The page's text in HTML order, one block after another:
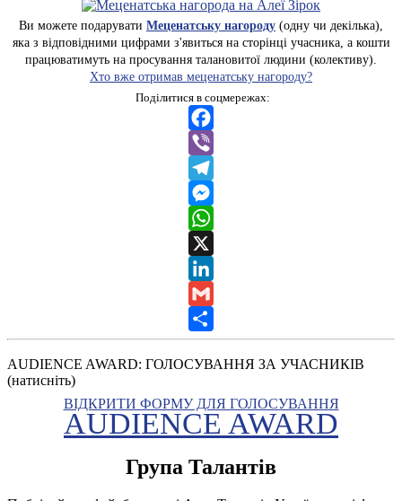
Ви можете подарувати Меценатську нагороду (одну чи декілька),
яка з відповідними цифрами з'явиться на сторінці учасника, а кошти
працюватимуть на просування талановитої людини (колективу).
Хто вже отримав меценатську нагороду?
Поділитися в соцмережах:
Facebook
Viber
Telegram
Messenger
WhatsApp
X
LinkedIn
Gmail
Share
AUDIENCE AWARD: ГОЛОСУВАННЯ ЗА УЧАСНИКІВ
(натисніть)
ВІДКРИТИ ФОРМУ ДЛЯ ГОЛОСУВАННЯ
AUDIENCE AWARD
Група Талантів